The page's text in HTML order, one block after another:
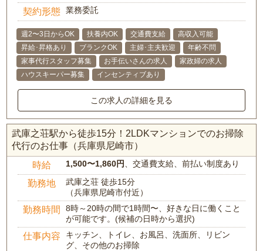
契約形態 業務委託
週2〜3日からOK 扶養内OK 交通費支給
高収入可能
昇給･昇格あり
ブランクOK 主婦･主夫歓迎
年齢不問
家事代行スタッフ募集
お手伝いさんの求人
家政婦の求人
ハウスキーパー募集
インセンティブあり
この求人の詳細を見る
武庫之荘駅から徒歩15分！2LDKマンションでのお掃除
代行のお仕事（兵庫県尼崎市）
時給 1,500〜1,860円、交通費支給、前払い制度あり
勤務地
武庫之荘 徒歩15分
（兵庫県尼崎市付近）
勤務時間
8時～20時の間で1時間〜、好きな日に働くこと
が可能です。(候補の日時から選択)
仕事内容
キッチン、トイレ、お風呂、洗面所、リビン
グ、その他のお掃除